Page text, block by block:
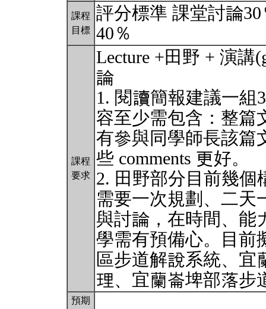
課程
目標
評分標準 課堂討論
40％
課程
要求
Lecture +田野 + 演講
論
1. 閱讀簡報建議一組
容至少需包含：整篇
有參與同學師長該篇
些 comments 更好。
2. 田野部分目前幾個
需要一次規劃、二天
與討論，在時間、能
學需有預備心。目前
區步道解說系統、
理、宜蘭崙埤部落
預期